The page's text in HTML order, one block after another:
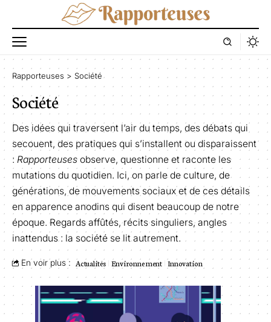
Rapporteuses > Société
Société
Des idées qui traversent l’air du temps, des débats qui
secouent, des pratiques qui s’installent ou disparaissent
: Rapporteuses observe, questionne et raconte les
mutations du quotidien. Ici, on parle de culture, de
générations, de mouvements sociaux et de ces détails
en apparence anodins qui disent beaucoup de notre
époque. Regards affûtés, récits singuliers, angles
inattendus : la société se lit autrement.
En voir plus : Actualités Environnement Innovation